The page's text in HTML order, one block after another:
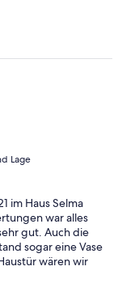
Lage
im Haus Selma
war alles
gut. Auch die
sogar eine Vase
wären wir
ein total